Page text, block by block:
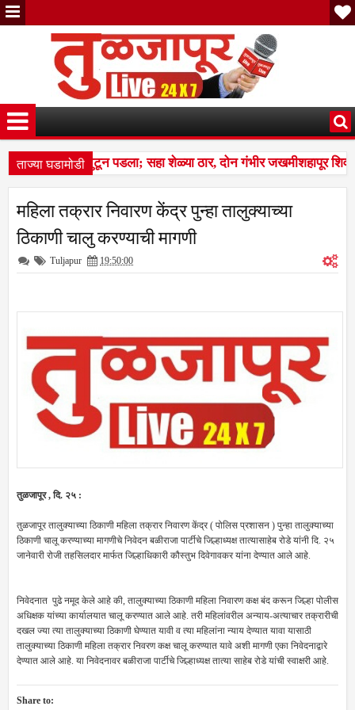
ताज्या घडामोडी
कळप शेळ्यांवर तुटून पडला; सहा शेळ्या ठार, दोन गंभीर जखमीशहापूर
बस देतो' म्हणत १७ लाखांचा गंडा; तुळजापूर तालुक्यातील दाम्पत्याची
कळप शेळ्यांवर तुटून पडला; सहा शेळ्या ठार, दोन गंभीर जखमीशहापूर
महिला तक्रार निवारण केंद्र पुन्हा तालुक्याच्या
ठिकाणी चालु करण्याची मागणी
Tuljapur 19:50:00
तुळजापूर , दि. २५ :
तुळजापूर तालुक्याच्या ठिकाणी महिला तक्रार निवारण केंद्र ( पोलिस प्रशासन ) पुन्हा तालुक्याच्या
ठिकाणी चालू करण्याच्या मागणीचे निवेदन बळीराजा पार्टीचे जिल्हाध्यक्ष तात्यासाहेब रोडे यांनी दि. २५
जानेवारी रोजी तहसिलदार मार्फत जिल्हाधिकारी कौस्तुभ दिवेगावकर यांना देण्यात आले आहे.
निवेदनात पुढे नमूद केले आहे की, तालुक्याच्या ठिकाणी महिला निवारण कक्ष बंद करून जिल्हा पोलीस
अधिक्षक यांच्या कार्यालयात चालू करण्यात आले आहे. तरी महिलांवरील अन्याय-अत्याचार तक्रारीची
दखल ज्या त्या तालुक्याच्या ठिकाणी घेण्यात यावी व त्या महिलांना न्याय देण्यात यावा यासाठी
तालुक्याच्या ठिकाणी महिला तक्रार निवरण कक्ष चालू करण्यात यावे अशी मागणी एका निवेदनाद्वारे
देण्यात आले आहे. या निवेदनावर बळीराजा पार्टीचे जिल्हाध्यक्ष तात्या साहेब रोडे यांची स्वाक्षरी आहे.
Share to: